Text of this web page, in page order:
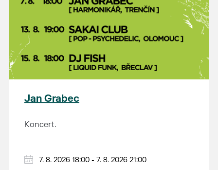
Jan Grabec
Koncert.
7. 8. 2026 18:00 - 7. 8. 2026 21:00